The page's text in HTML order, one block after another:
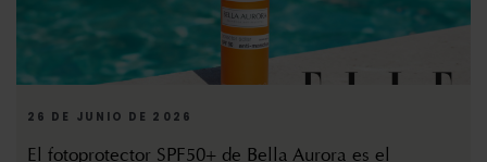
26 DE JUNIO DE 2026
El fotoprotector SPF50+ de Bella Aurora es el